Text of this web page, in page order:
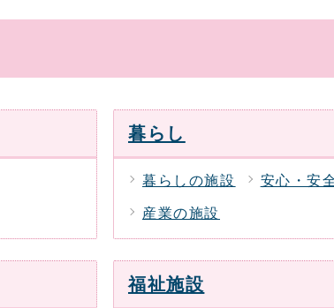
暮らし
暮らしの施設 安心・安
産業の施設
福祉施設